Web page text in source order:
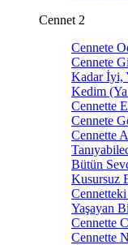
Cennet 2
Cennete
Cennete
Kadar İyi,
Kedim
Cennette
Cennete
Cennette
Bütün
Kusursuz
Yaşayan
Cennette
Cennette